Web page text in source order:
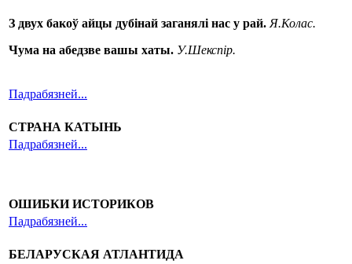
З двух бакоў айцы дубінай заганялі нас у рай. Я.Колас.
Чума на абедзве вашы хаты. У.Шекспір.
Падрабязней...
СТРАНА КАТЫНЬ
Падрабязней...
ОШИБКИ ИСТОРИКОВ
Падрабязней...
БЕЛАРУСКАЯ АТЛАНТИДА